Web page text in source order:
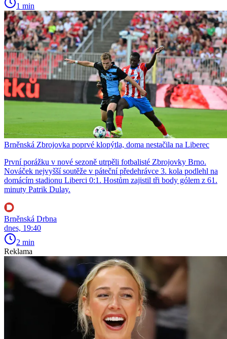
1 min
Brněnská Zbrojovka poprvé klopýtla, doma nestačila na Liberec
První porážku v nové sezoně utrpěli fotbalisté Zbrojovky Brno.
Nováček nejvyšší soutěže v páteční předehrávce 3. kola podlehl na
domácím stadionu Liberci 0:1. Hostům zajistil tři body gólem z 61.
minuty Patrik Dulay.
Brněnská Drbna
dnes, 19:40
2 min
Reklama